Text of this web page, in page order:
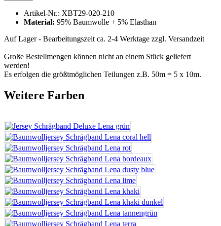
Artikel-Nr.: XBT29-020-210
Material: 95% Baumwolle + 5% Elasthan
Auf Lager - Bearbeitungszeit ca. 2-4 Werktage zzgl. Versandzeit
Große Bestellmengen können nicht an einem Stück geliefert
werden!
Es erfolgen die größtmöglichen Teilungen z.B. 50m = 5 x 10m.
Weitere Farben